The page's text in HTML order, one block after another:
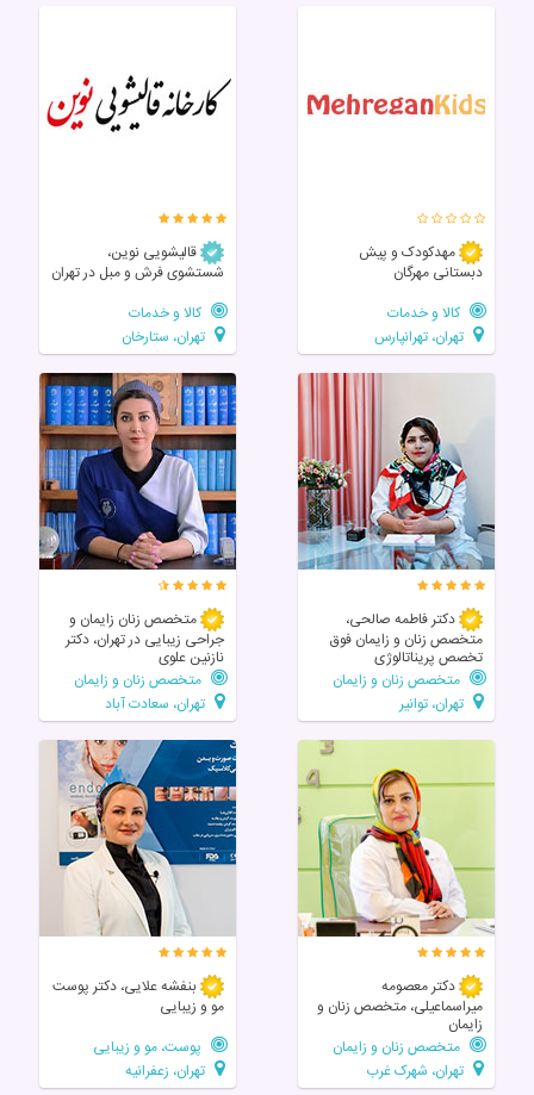
مهدکودک و پیش
دبستانی مهرگان
کالا و خدمات
تهران، تهرانپارس
قالیشویی نوین،
شستشوی فرش و مبل در تهران
کالا و خدمات
تهران، ستارخان
دکتر فاطمه صالحی،
متخصص زنان و زایمان فوق
تخصص پریناتالوژی
متخصص زنان و زایمان
تهران، توانیر
متخصص زنان زایمان و
جراحی زیبایی در تهران، دکتر
نازنین علوی
متخصص زنان و زایمان
تهران، سعادت آباد
دکتر معصومه
میراسماعیلی، متخصص زنان و
زایمان
متخصص زنان و زایمان
تهران، شهرک غرب
بنفشه علایی، دکتر پوست
مو و زیبایی
پوست، مو و زیبایی
تهران، زعفرانیه